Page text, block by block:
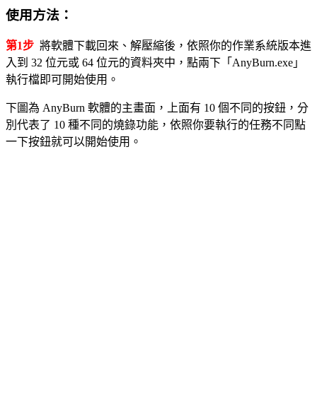
使用方法：
第1步 將軟體下載回來、解壓縮後，依照你的作業系統版本進
入到 32 位元或 64 位元的資料夾中，點兩下「AnyBurn.exe」
執行檔即可開始使用。
下圖為 AnyBurn 軟體的主畫面，上面有 10 個不同的按鈕，分
別代表了 10 種不同的燒錄功能，依照你要執行的任務不同點
一下按鈕就可以開始使用。